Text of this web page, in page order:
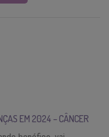
EM 2024 – CÂNCER